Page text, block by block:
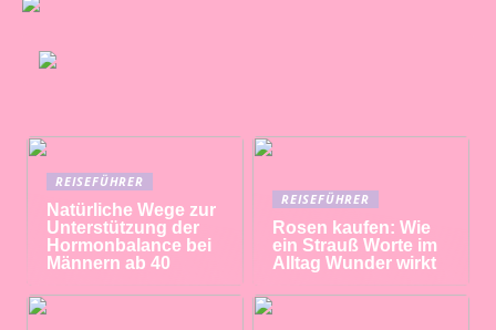
REISEFÜHRER
Natürliche Wege zur
Unterstützung der
Hormonbalance bei
Männern ab 40
REISEFÜHRER
Rosen kaufen: Wie
ein Strauß Worte im
Alltag Wunder wirkt